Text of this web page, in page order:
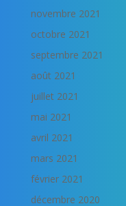
novembre 2021
octobre 2021
septembre 2021
août 2021
juillet 2021
mai 2021
avril 2021
mars 2021
février 2021
décembre 2020